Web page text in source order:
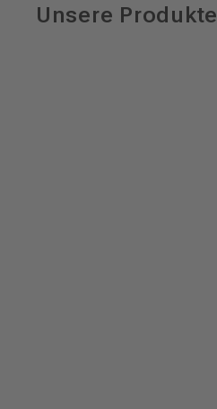
Unsere Produkte